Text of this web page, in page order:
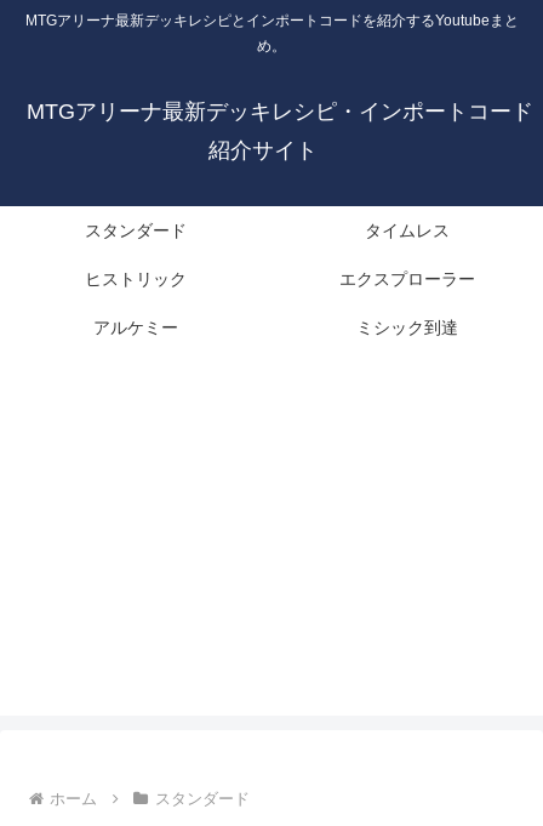
MTGアリーナ最新デッキレシピとインポートコードを紹介するYoutubeまと
め。
MTGアリーナ最新デッキレシピ・インポートコード
紹介サイト
スタンダード タイムレス
ヒストリック エクスプローラー
アルケミー ミシック到達
ホーム スタンダード